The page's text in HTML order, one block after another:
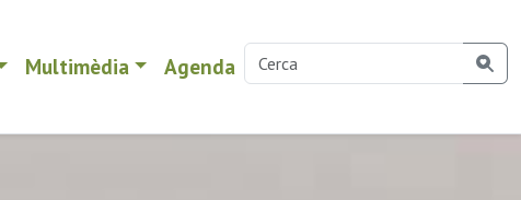
Multimèdia Agenda